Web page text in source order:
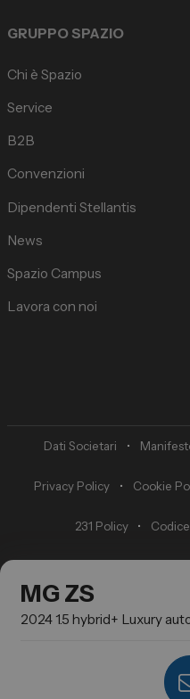
MG ZS
2024 1.5 hybrid+ Luxury
GRUPPO SPAZIO
Chi è Spazio
Service
B2B
Convenzioni
Dipendenti Stellantis
News
Spazio Campus
Lavora con noi
Dati Societari •
Privacy Policy • Cookie
231 Policy •
© Copyright 2009-2025 Spazio
Made in